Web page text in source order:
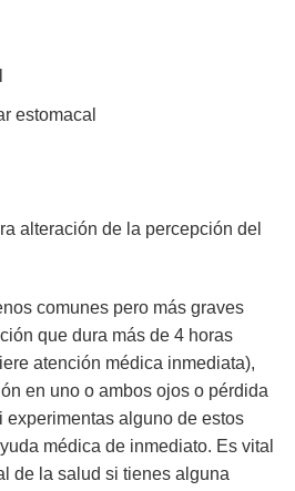
estomacal
alteración de la percepción del
comunes pero más graves
que dura más de 4 horas
atención médica inmediata),
en uno o ambos ojos o pérdida
alguno de estos
médica de inmediato. Es vital
de la salud si tienes alguna